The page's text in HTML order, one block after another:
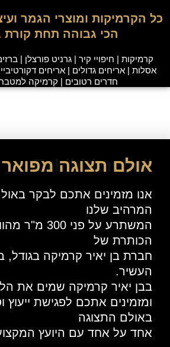
כל הקרמיקות ומוצרי הגמר
הכי גבוהה תחת
קרמיקות | חיפויי קיר | גרניט פורצלן |
אסלות | אריחים גדולים | אריחים
חדרים רטובים | קרמיקה למטבח
Exhibition hall
אולם תצוגה מפואר
אנו מזמינים אתכם לבקר
המרהיב שלנו
המשתרע על פני
הכותרת של
חברת בן יאיר קרמיקה בגודל,
העשיר.
בבן יאיר קרמיקה שמים את
ומזמינים אתכם לפגישת ייעוץ
באולם התצוגה
אחד על אחד עם היועץ